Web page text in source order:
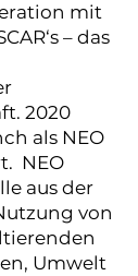
mit
– das
2020
als NEO
NEO
aus der
von
Umwelt